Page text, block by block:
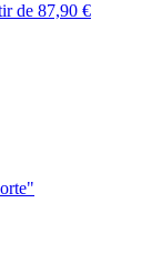
de 87,90 €